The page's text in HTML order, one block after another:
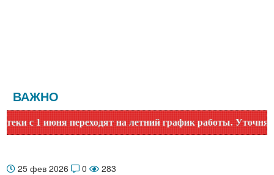
ВАЖНО
1 июня переходят на летний график работы. Уточняйте
25 фев 2026 0 283